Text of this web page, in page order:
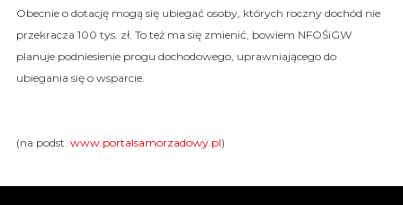
Obecnie o dotację mogą się ubiegać osoby, których roczny dochód nie
przekracza 100 tys. zł. To też ma się zmienić, bowiem NFOŚiGW
planuje podniesienie progu dochodowego, uprawniającego do
ubiegania się o wsparcie.
(na podst. www.portalsamorzadowy.pl)